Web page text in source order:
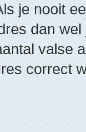
je nooit
dan
valse
correct